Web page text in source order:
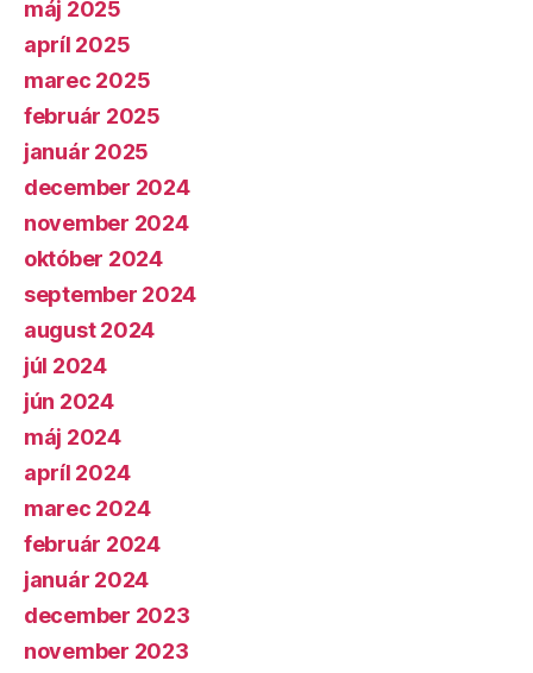
máj 2025
apríl 2025
marec 2025
február 2025
január 2025
december 2024
november 2024
október 2024
september 2024
august 2024
júl 2024
jún 2024
máj 2024
apríl 2024
marec 2024
február 2024
január 2024
december 2023
november 2023